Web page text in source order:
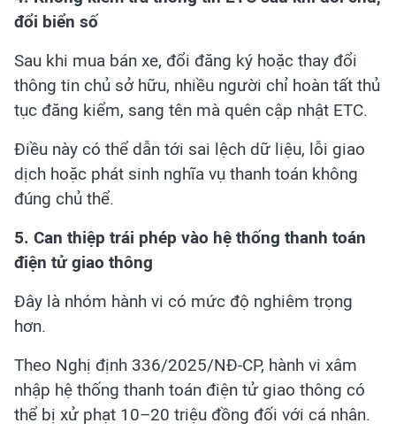
đổi biển số
Sau khi mua bán xe, đổi đăng ký hoặc thay đổi
thông tin chủ sở hữu, nhiều người chỉ hoàn tất thủ
tục đăng kiểm, sang tên mà quên cập nhật ETC.
Điều này có thể dẫn tới sai lệch dữ liệu, lỗi giao
dịch hoặc phát sinh nghĩa vụ thanh toán không
đúng chủ thể.
5. Can thiệp trái phép vào hệ thống thanh toán
điện tử giao thông
Đây là nhóm hành vi có mức độ nghiêm trọng
hơn.
Theo Nghị định 336/2025/NĐ-CP, hành vi xâm
nhập hệ thống thanh toán điện tử giao thông có
thể bị xử phạt 10–20 triệu đồng đối với cá nhân.